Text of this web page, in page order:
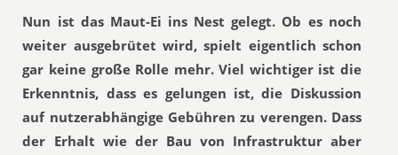
Nun ist das Maut-Ei ins Nest gelegt. Ob es noch
weiter ausgebrütet wird, spielt eigentlich schon
gar keine große Rolle mehr. Viel wichtiger ist die
Erkenntnis, dass es gelungen ist, die Diskussion
auf nutzerabhängige Gebühren zu verengen. Dass
der Erhalt wie der Bau von Infrastruktur aber